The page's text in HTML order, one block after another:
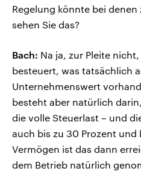
Regelung könnte bei
sehen Sie das?
Bach: Na ja, zur Pleite
besteuert, was tatsächlich
Unternehmenswert
besteht aber natürlich
die volle Steuerlast – und
auch bis zu 30 Prozent und
Vermögen ist das dann
dem Betrieb natürlich